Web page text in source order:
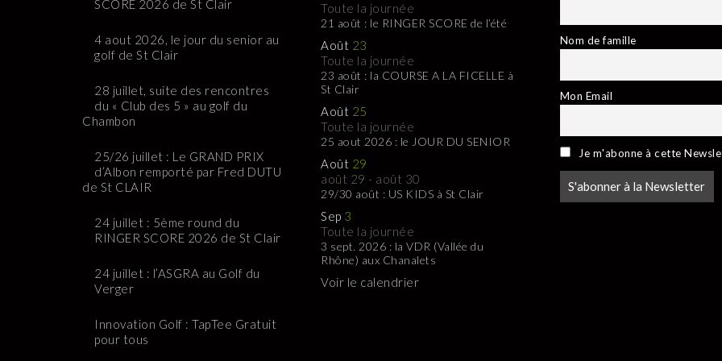
SCORE 2026 de St Clair
4 aout 2026, le jour du senior au
golf de St Clair
28 juillet, suite des rencontres
du « Club des 5 » au golf du
Chambon
25/26 juillet : Le GRAND PRIX
d’Albon remporté par Fred DUTU
de St CLAIR
24 juillet : 5ème round du
RINGER SCORE 2026 de St Clair
24 juillet : l’ASGRA au Golf du
Verger
Innovation Golf : TapTee Gratuit
pour tous
Toute la journée
21 août : le RINGER SCORE de l’été
Août 23
Toute la journée
23 août : la COURSE A LA FICELLE à
St Clair
Août 25
Toute la journée
25 aout 2026 : le JOUR DU SENIOR
Août 29
août 29 - août 30
29/30 août : US KIDS à St Clair
Sep 3
Toute la journée
3 sept. 2026 : la VDR (Vallée du
Rhône) aux Chanalets
Voir le calendrier
Nom de famille
Mon Email
Je m'abonne à cette